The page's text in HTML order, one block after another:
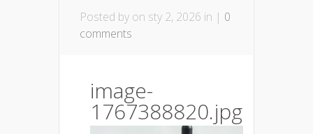
Posted by on sty 2, 2026 in | 0
comments
image-
1767388820.jpg